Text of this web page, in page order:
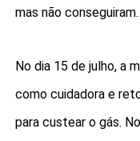
mas não conseguiram.
No dia 15 de julho, a
como cuidadora e
para custear o gás.